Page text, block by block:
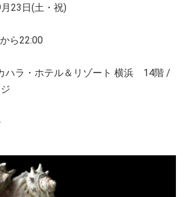
23日(土・祝)
ら22:00
ハラ・ホテル＆リゾート 横浜 14階 /